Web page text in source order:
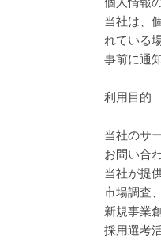
当社は、
れている
事前に通
利用目的
当社のサ
お問い合
当社が提
市場調査
新規事業
採用選考